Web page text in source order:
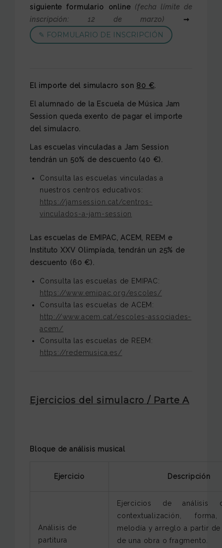
siguiente formulario online (fecha límite de
inscripción: 12 de marzo) ➞
✎ FORMULARIO DE INSCRIPCIÓN
El importe del simulacro son 80 €.
El alumnado de la Escuela de Música Jam
Session queda exento de pagar el importe
del simulacro.
Las escuelas vinculadas a Jam Session
tendrán un 50% de descuento (40 €).
Consulta las escuelas vinculadas a
nuestros centros educativos:
https://jamsession.cat/centros-
vinculados-a-jam-session
Las escuelas de EMIPAC, ACEM, REEM e
Instituto XXV Olimpíada, tendrán un 25% de
descuento (60 €).
Consulta las escuelas de EMIPAC:
https://www.emipac.org/escoles/
Consulta las escuelas de ACEM:
http://www.acem.cat/escoles-associades-
acem/
Consulta las escuelas de REEM:
https://redemusica.es/
Ejercicios del simulacro / Parte A
Bloque de análisis musical
Ejercicio Descripción
Análisis de
partitura
Ejercicios de análisis
contextualización,
melodía y arreglo a partir
de una obra o fragmento.